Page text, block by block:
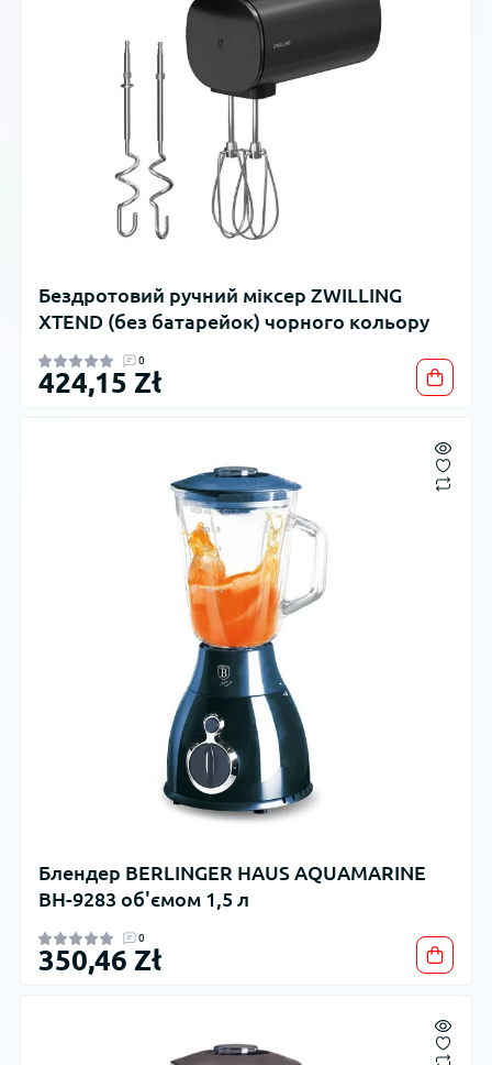
Бездротовий ручний міксер ZWILLING
XTEND (без батарейок) чорного кольору
0
424,15 Zł
Блендер BERLINGER HAUS AQUAMARINE
BH-9283 об'ємом 1,5 л
0
350,46 Zł